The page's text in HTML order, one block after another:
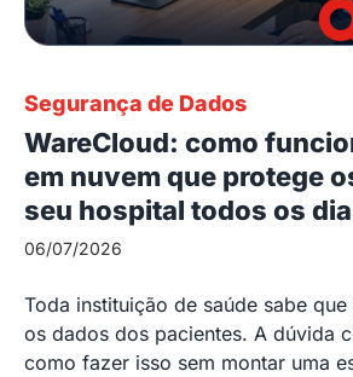
Segurança de Dados
WareCloud: como
em nuvem que protege
seu hospital todos os
06/07/2026
Toda instituição de saúde sabe
os dados dos pacientes. A dúvida
como fazer isso sem montar uma